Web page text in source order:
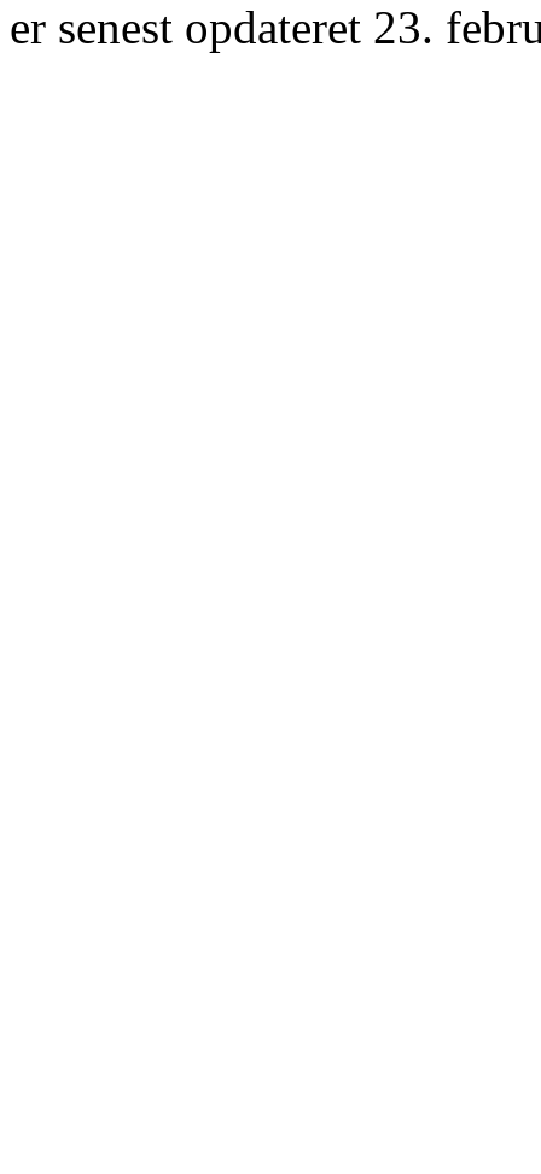
er senest opdateret 23.